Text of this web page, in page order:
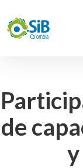
de